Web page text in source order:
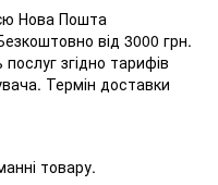
Нова Пошта
від 3000 грн.
згідно тарифів
Термін доставки
товару.